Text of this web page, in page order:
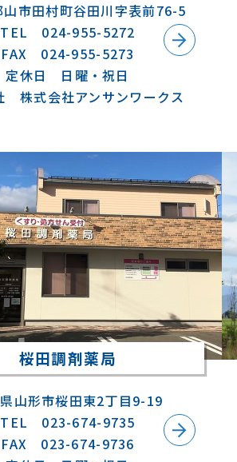
山市田村町谷田川字表前76-5
TEL 024-955-5272
FAX 024-955-5273
定休日 日曜・祝日
株式会社アンサンワークス
桜田調剤薬局
山形市桜田東2丁目9-19
TEL 023-674-9735
FAX 023-674-9736